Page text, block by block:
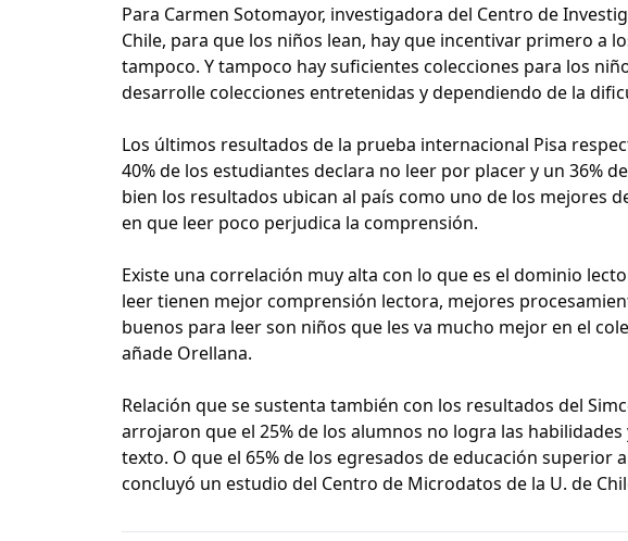
Para Carmen Sotomayor, investigadora del Centro de
Chile, para que los niños lean, hay que incentivar primero a
tampoco. Y tampoco hay suficientes colecciones para los
desarrolle colecciones entretenidas y dependiendo de la
Los últimos resultados de la prueba internacional Pisa
40% de los estudiantes declara no leer por placer y un 36%
bien los resultados ubican al país como uno de los mejores
en que leer poco perjudica la comprensión.
Existe una correlación muy alta con lo que es el dominio
leer tienen mejor comprensión lectora, mejores
buenos para leer son niños que les va mucho mejor en el
añade Orellana.
Relación que se sustenta también con los resultados del
arrojaron que el 25% de los alumnos no logra las
texto. O que el 65% de los egresados de educación
concluyó un estudio del Centro de Microdatos de la U. de